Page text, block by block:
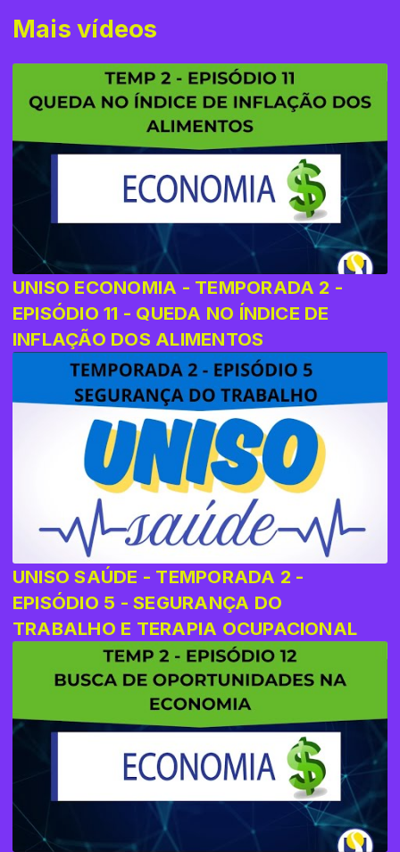
Mais vídeos
UNISO ECONOMIA - TEMPORADA 2 -
EPISÓDIO 11 - QUEDA NO ÍNDICE DE
INFLAÇÃO DOS ALIMENTOS
UNISO SAÚDE - TEMPORADA 2 -
EPISÓDIO 5 - SEGURANÇA DO
TRABALHO E TERAPIA OCUPACIONAL